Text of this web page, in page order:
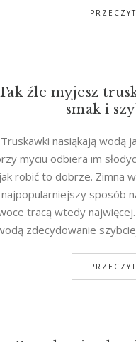
źle myjesz
smak i
Truskawki nasiąkają wodą
myciu odbiera im
robić to dobrze. Zimna
najpopularniejszy sposób
tracą wtedy
zdecydowanie